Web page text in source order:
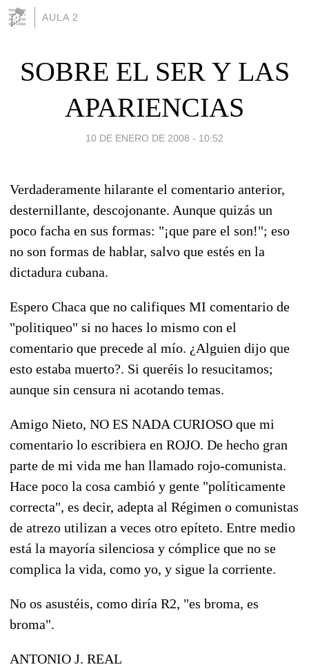
AULA 2
SOBRE EL SER Y LAS
APARIENCIAS
10 DE ENERO DE 2008 - 10:52
Verdaderamente hilarante el comentario anterior,
desternillante, descojonante. Aunque quizás un
poco facha en sus formas: "¡que pare el son!"; eso
no son formas de hablar, salvo que estés en la
dictadura cubana.
Espero Chaca que no califiques MI comentario de
"politiqueo" si no haces lo mismo con el
comentario que precede al mío. ¿Alguien dijo que
esto estaba muerto?. Si queréis lo resucitamos;
aunque sin censura ni acotando temas.
Amigo Nieto, NO ES NADA CURIOSO que mi
comentario lo escribiera en ROJO. De hecho gran
parte de mi vida me han llamado rojo-comunista.
Hace poco la cosa cambió y gente "políticamente
correcta", es decir, adepta al Régimen o comunistas
de atrezo utilizan a veces otro epíteto. Entre medio
está la mayoría silenciosa y cómplice que no se
complica la vida, como yo, y sigue la corriente.
No os asustéis, como diría R2, "es broma, es
broma".
ANTONIO J. REAL